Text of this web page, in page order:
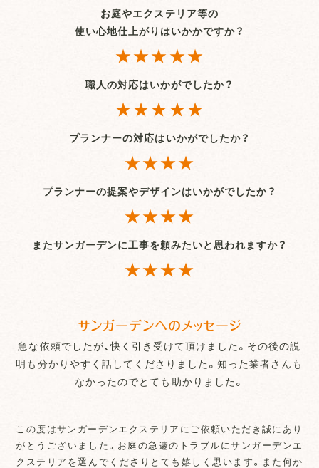
お庭やエクステリア等の
使い心地仕上がりはいかかですか？
★★★★★
職人の対応はいかがでしたか？
★★★★★
プランナーの対応はいかがでしたか？
★★★★
プランナーの提案やデザインはいかがでしたか？
★★★★
またサンガーデンに工事を頼みたいと思われますか？
★★★★
サンガーデンへのメッセージ
急な依頼でしたが、快く引き受けて頂けました。その後の説
明も分かりやすく話してくださりました。知った業者さんも
なかったのでとても助かりました。
この度はサンガーデンエクステリアにご依頼いただき誠にあり
がとうございました。お庭の急遽のトラブルにサンガーデンエ
クステリアを選んでくださりとても嬉しく思います。また何か